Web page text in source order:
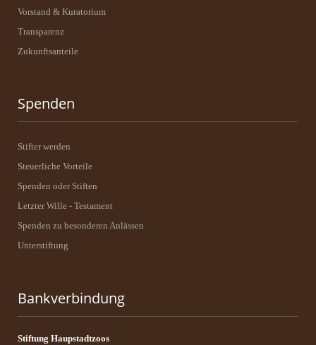
Vorstand & Kuratorium
Transparenz
Zukunftsanteile
Spenden
Stifter werden
Steuerliche Vorteile
Spenden oder Stiften
Letzter Wille - Testament
Spenden zu besonderen Anlässen
Unterstiftung
Bankverbindung
Stiftung Haupstadtzoos